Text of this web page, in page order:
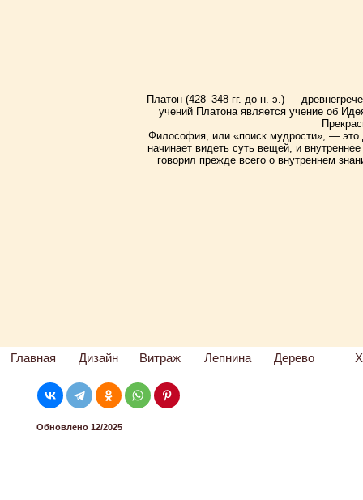
Платон (428–348 гг. до н. э.) —
учений Платона является учение об
Философия, или «поиск мудрости», —
начинает видеть суть вещей, и
говорил прежде всего о внутреннем
Главная Дизайн Витраж Лепнина Дерево
Обновлено 12/2025